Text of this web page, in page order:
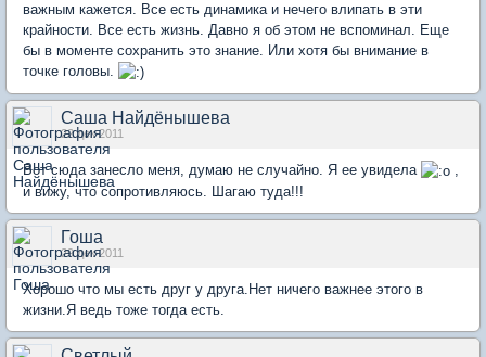
важным кажется. Все есть динамика и нечего влипать в эти
крайности. Все есть жизнь. Давно я об этом не вспоминал. Еще
бы в моменте сохранить это знание. Или хотя бы внимание в
точке головы.
Саша Найдёнышева
22 дек 2011
Вот сюда занесло меня, думаю не случайно. Я ее увидела
,
и вижу, что сопротивляюсь. Шагаю туда!!!
Гоша
29 дек 2011
Хорошо что мы есть друг у друга.Нет ничего важнее этого в
жизни.Я ведь тоже тогда есть.